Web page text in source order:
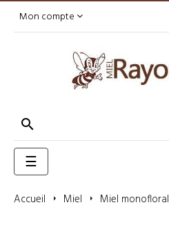
Mon compte

Basculer
la
navigation
☰
Accueil Miel Miel monofloral